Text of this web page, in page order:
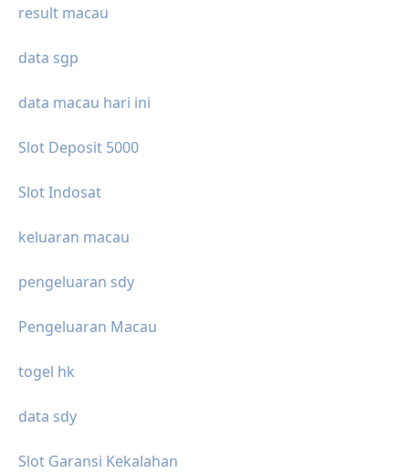
result macau
data sgp
data macau hari ini
Slot Deposit 5000
Slot Indosat
keluaran macau
pengeluaran sdy
Pengeluaran Macau
togel hk
data sdy
Slot Garansi Kekalahan